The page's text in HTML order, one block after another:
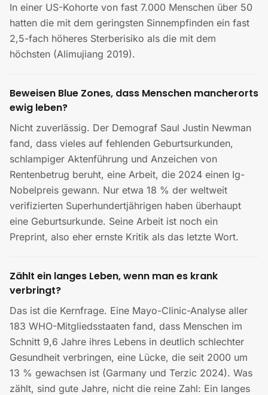
In einer US-Kohorte von fast 7.000 Menschen über 50
hatten die mit dem geringsten Sinnempfinden ein fast
2,5-fach höheres Sterberisiko als die mit dem
höchsten (Alimujiang 2019).
Beweisen Blue Zones, dass Menschen mancherorts
ewig leben?
Nicht zuverlässig. Der Demograf Saul Justin Newman
fand, dass vieles auf fehlenden Geburtsurkunden,
schlampiger Aktenführung und Anzeichen von
Rentenbetrug beruht, eine Arbeit, die 2024 einen Ig-
Nobelpreis gewann. Nur etwa 18 % der weltweit
verifizierten Superhundertjährigen haben überhaupt
eine Geburtsurkunde. Seine Arbeit ist noch ein
Preprint, also eher ernste Kritik als das letzte Wort.
Zählt ein langes Leben, wenn man es krank
verbringt?
Das ist die Kernfrage. Eine Mayo-Clinic-Analyse aller
183 WHO-Mitgliedsstaaten fand, dass Menschen im
Schnitt 9,6 Jahre ihres Lebens in deutlich schlechter
Gesundheit verbringen, eine Lücke, die seit 2000 um
13 % gewachsen ist (Garmany und Terzic 2024). Was
zählt, sind gute Jahre, nicht die reine Zahl: Ein langes